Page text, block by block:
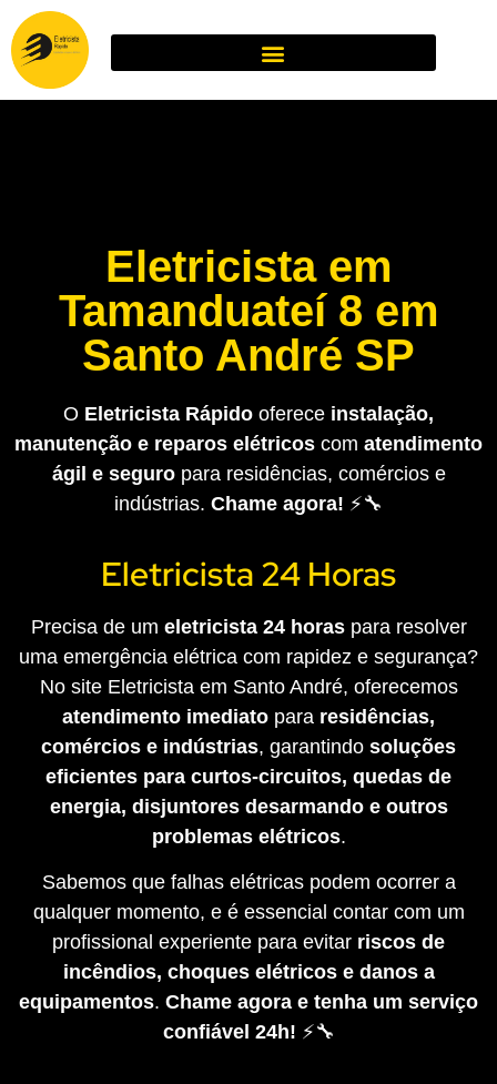
Eletricista em
Tamanduateí 8 em
Santo André SP
O Eletricista Rápido oferece instalação,
manutenção e reparos elétricos com atendimento
ágil e seguropara residências, comércios e
indústrias. Chame agora! ⚡🔧
Eletricista 24 Horas
Precisa de um eletricista 24 horaspara resolver
uma emergência elétrica com rapidez e segurança?
No site Eletricista em Santo André, oferecemos
atendimento imediato para residências,
comércios e indústrias, garantindo soluções
eficientes para curtos-circuitos, quedas de
energia, disjuntores desarmando e outros
problemas elétricos.
Sabemos que falhas elétricas podem ocorrer a
qualquer momento, e é essencial contar com um
profissional experiente para evitar riscos de
incêndios, choques elétricos e danos a
equipamentos. Chame agora e tenha um serviço
confiável 24h! ⚡🔧